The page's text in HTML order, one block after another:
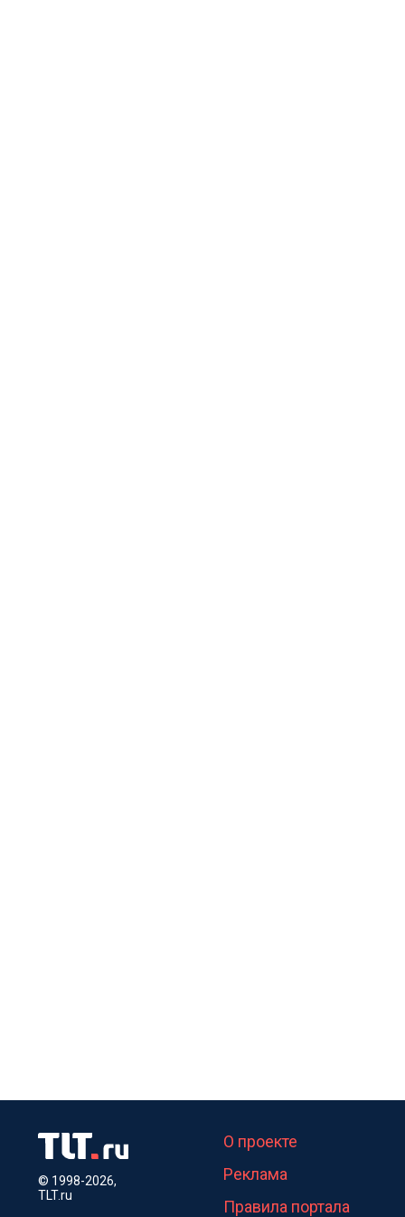
© 1998-2026,
TLT.ru
О проекте
Реклама
Правила портала